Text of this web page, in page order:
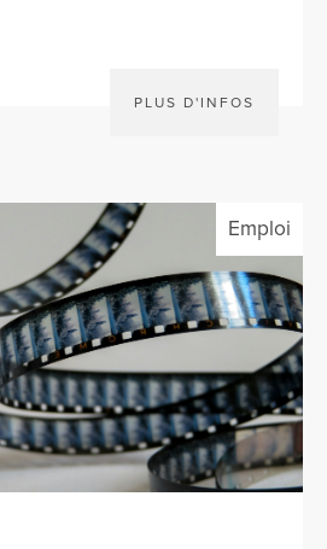
PLUS D'INFOS
Emploi